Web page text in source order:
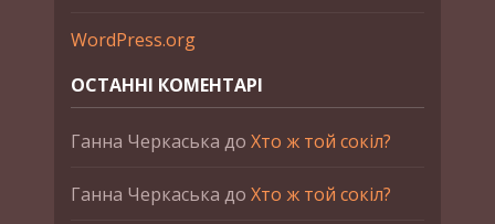
WordPress.org
ОСТАННІ КОМЕНТАРІ
Ганна Черкаська до Хто ж той сокіл?
Ганна Черкаська до Хто ж той сокіл?